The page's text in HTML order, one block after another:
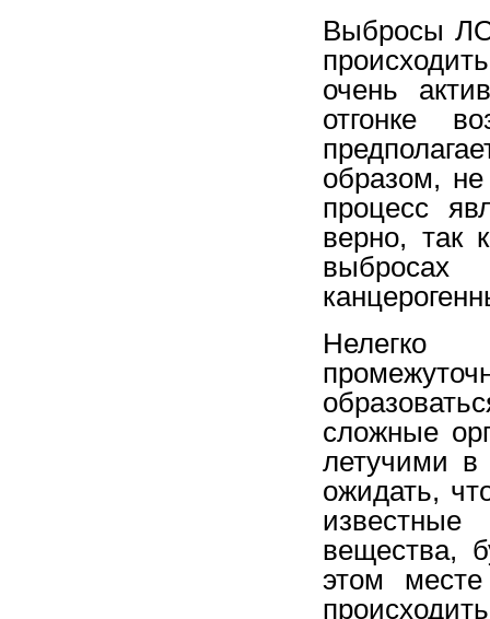
Выбросы
очень
отгонке
образом,
процесс
верно, так
Нелегко
сложные
летучими в
ожидать,
известные
вещества,
этом